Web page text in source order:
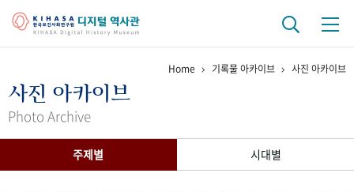
걸어온 길 기관 변천사
Home 기록물 아카이브 사진 아카이브
사진 아카이브
Photo Archive
주제별 시대별